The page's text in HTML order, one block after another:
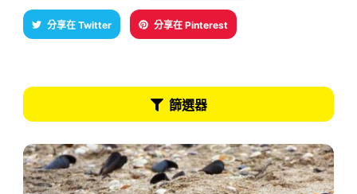
分享在 Twitter 分享在 Pinterest
篩選器